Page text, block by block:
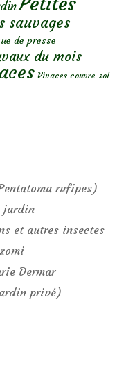
sauvages
de presse
du mois
Vivaces couvre-sol
rufipes)
jardin
et autres insectes
Dermar
privé)